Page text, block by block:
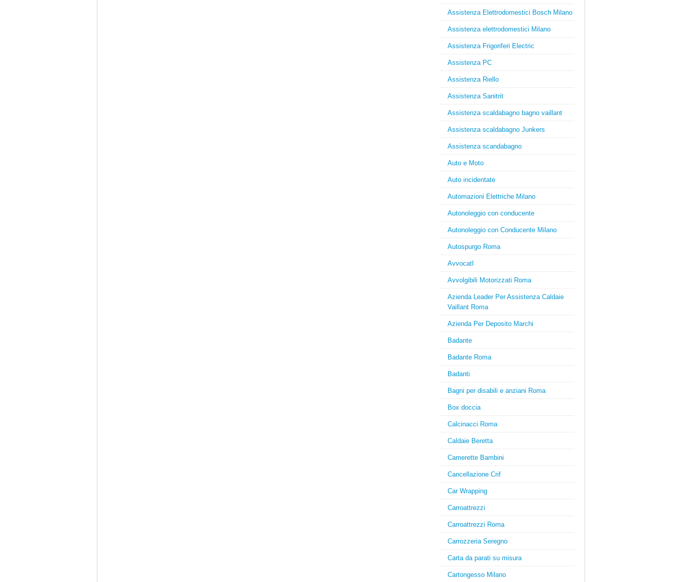
Assistenza Elettrodomestici Bosch Milano
Assistenza elettrodomestici Milano
Assistenza Frigoriferi Electric
Assistenza PC
Assistenza Riello
Assistenza Sanitrit
Assistenza scaldabagno bagno vaillant
Assistenza scaldabagno Junkers
Assistenza scandabagno
Auto e Moto
Auto incidentate
Automazioni Elettriche Milano
Autonoleggio con conducente
Autonoleggio con Conducente Milano
Autospurgo Roma
AvvocatI
Avvolgibili Motorizzati Roma
Azienda Leader Per Assistenza Caldaie
Vaillant Roma
Azienda Per Deposito Marchi
Badante
Badante Roma
Badanti
Bagni per disabili e anziani Roma
Box doccia
Calcinacci Roma
Caldaie Beretta
Camerette Bambini
Cancellazione Crif
Car Wrapping
Carroattrezzi
Carroattrezzi Roma
Carrozzeria Seregno
Carta da parati su misura
Cartongesso Milano